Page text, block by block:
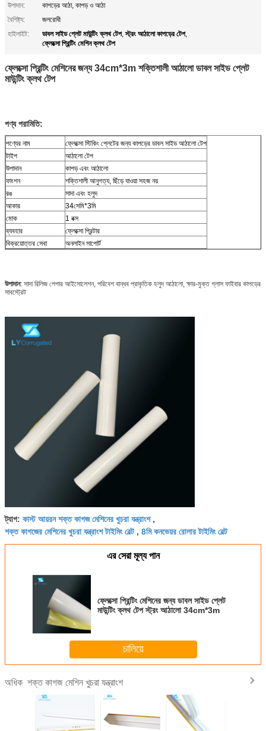
উপাদান:
কাপড়ের আঠা, কাপড় ও আঠা
বৈশিষ্ট্য:
জলরোধী
হাইলাইট:
ডাবল সাইড প্লেট মাউন্টিং ক্লথ টেপ,স্ট্রং আঠালো কাপড়ের টেপ,
ফ্লেক্সো প্রিন্টিং মেশিন ক্লথ টেপ
ফ্লেক্সো প্রিন্টিং মেশিনের জন্য 34cm*3m শক্তিশালী আঠালো ডাবল সাইড প্লেট
মাউন্টিং ক্লথ টেপ
পণ্য পরামিতি:
পণ্যের নাম
ফ্লেক্সো স্টিকিং প্লেটের জন্য কাপড়ের ডাবল সাইড আঠালো টেপ
টাইপ
আঠালো টেপ
উপাদান
কাপড় এবং আঠালো
ফাংশন
শক্তিশালী আনুগত্য, ছিঁড়ে যাওয়া সহজ নয়
রঙ
সাদা এবং হলুদ
আকার
34সেমি*3মি
মোক
1 বক্স
ব্যবহার
ফ্লেক্সো প্রিন্টার
বিক্রয়োত্তর সেবা
অনলাইন সাপোর্ট
উপাদান: সাদা রিলিজ পেপার আইসোলেশন, পরিবেশ বান্ধব প্রাকৃতিক হলুদ আঠালো, ক্ষার-মুক্ত গ্লাস ফাইবার কাপড়ের
সাবস্ট্রেট
ট্যাগ: কাস্ট আয়রন শক্ত কাগজ মেশিনের খুচরা যন্ত্রাংশ,
শক্ত কাগজের মেশিনের খুচরা যন্ত্রাংশ টাইমিং বেল্ট, 8মি কনভেয়র রোলার টাইমিং বেল্ট
এর সেরা মূল্য পান
ফ্লেক্সো প্রিন্টিং মেশিনের জন্য ডাবল সাইড প্লেট
মাউন্টিং ক্লথ টেপ স্ট্রং আঠালো 34cm*3m
চালিয়ে
অধিক শক্ত কাগজ মেশিন খুচরা যন্ত্রাংশ